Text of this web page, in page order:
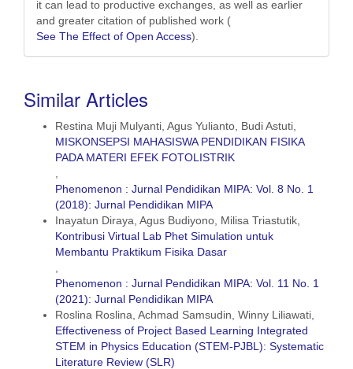
it can lead to productive exchanges, as well as earlier
and greater citation of published work (
See The Effect of Open Access).
Similar Articles
Restina Muji Mulyanti, Agus Yulianto, Budi Astuti,
MISKONSEPSI MAHASISWA PENDIDIKAN FISIKA
PADA MATERI EFEK FOTOLISTRIK
Phenomenon : Jurnal Pendidikan MIPA: Vol. 8 No. 1
(2018): Jurnal Pendidikan MIPA
Inayatun Diraya, Agus Budiyono, Milisa Triastutik,
Kontribusi Virtual Lab Phet Simulation untuk
Membantu Praktikum Fisika Dasar
Phenomenon : Jurnal Pendidikan MIPA: Vol. 11 No. 1
(2021): Jurnal Pendidikan MIPA
Roslina Roslina, Achmad Samsudin, Winny Liliawati,
Effectiveness of Project Based Learning Integrated
STEM in Physics Education (STEM-PJBL): Systematic
Literature Review (SLR)